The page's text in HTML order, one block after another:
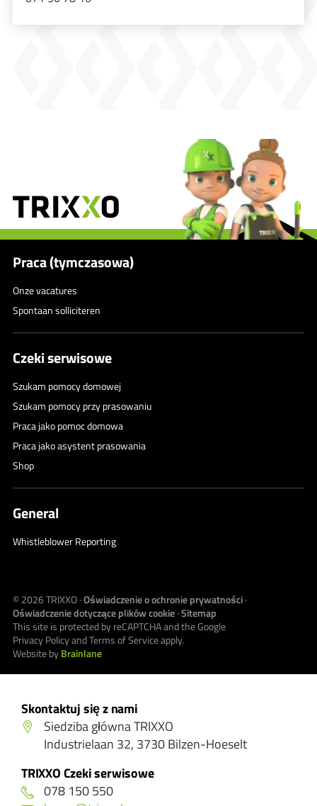
Skontaktuj się z nami
Siedziba główna TRIXXO
Industrielaan 32, 3730 Bilzen-Hoeselt
TRIXXO Czeki serwisowe
078 150 550
Praca (tymczasowa)
Onze vacatures
Spontaan solliciteren
Czeki serwisowe
Szukam pomocy domowej
Szukam pomocy przy prasowaniu
Praca jako pomoc domowa
Praca jako asystent prasowania
Shop
General
Whistleblower Reporting
© 2026TRIXXO·Oświadczenie o ochronie prywatności·
Oświadczenie dotyczące plików cookie·Sitemap
This site is protected by reCAPTCHA and the Google
Privacy PolicyandTerms of Serviceapply.
Website byBrainlane